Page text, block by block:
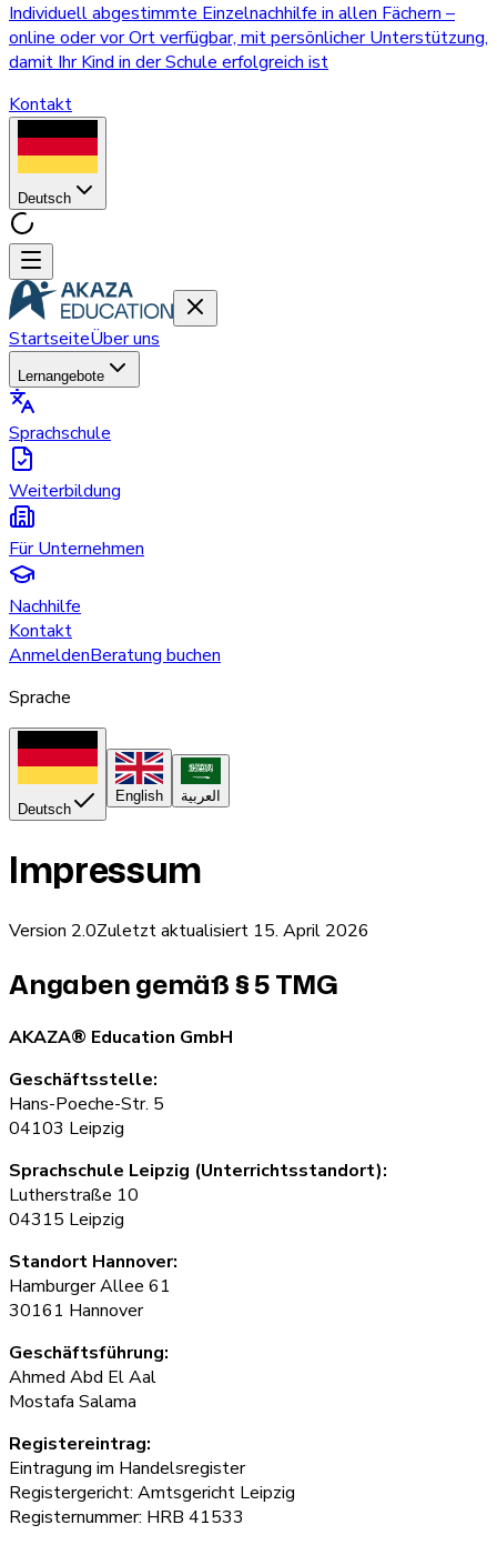
Individuell abgestimmte Einzelnachhilfe in allen Fächern –
online oder vor Ort verfügbar, mit persönlicher Unterstützung,
damit Ihr Kind in der Schule erfolgreich ist
Kontakt
Deutsch
StartseiteÜber uns
Lernangebote
Sprachschule
Weiterbildung
Für Unternehmen
Nachhilfe
Kontakt
AnmeldenBeratung buchen
Sprache
Deutsch
English العربية
Impressum
Version 2.0Zuletzt aktualisiert 15. April 2026
Angaben gemäß § 5 TMG
AKAZA® Education GmbH
Geschäftsstelle:
Hans-Poeche-Str. 5
04103 Leipzig
Sprachschule Leipzig (Unterrichtsstandort):
Lutherstraße 10
04315 Leipzig
Standort Hannover:
Hamburger Allee 61
30161 Hannover
Geschäftsführung:
Ahmed Abd El Aal
Mostafa Salama
Registereintrag:
Eintragung im Handelsregister
Registergericht: Amtsgericht Leipzig
Registernummer: HRB 41533